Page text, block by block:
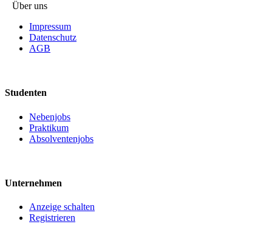
Über uns
Impressum
Datenschutz
AGB
Studenten
Nebenjobs
Praktikum
Absolventenjobs
Unternehmen
Anzeige schalten
Registrieren